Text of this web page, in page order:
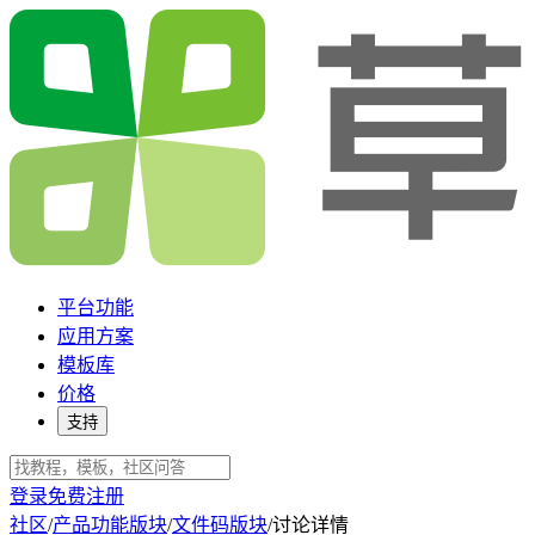
平台功能
应用方案
模板库
价格
支持
登录免费注册
社区/产品功能版块/文件码版块/讨论详情